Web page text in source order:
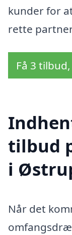
kunder for
rette
Få 3
tilbud
i
Når det